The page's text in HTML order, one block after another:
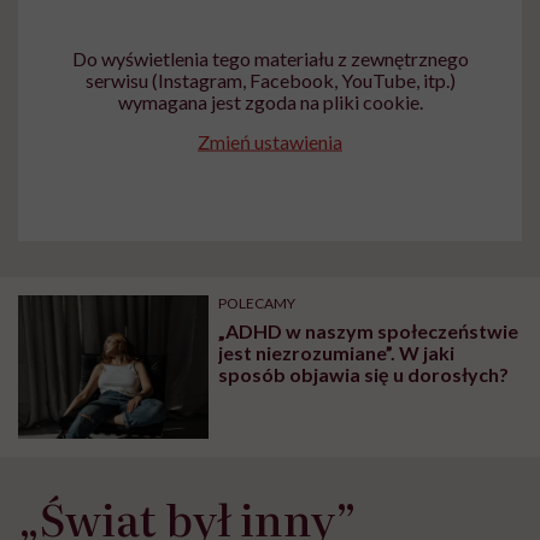
Do wyświetlenia tego materiału z zewnętrznego
serwisu (Instagram, Facebook, YouTube, itp.)
wymagana jest zgoda na pliki cookie.
Zmień ustawienia
POLECAMY
„ADHD w naszym społeczeństwie
jest niezrozumiane”. W jaki
sposób objawia się u dorosłych?
„Świat był inny”